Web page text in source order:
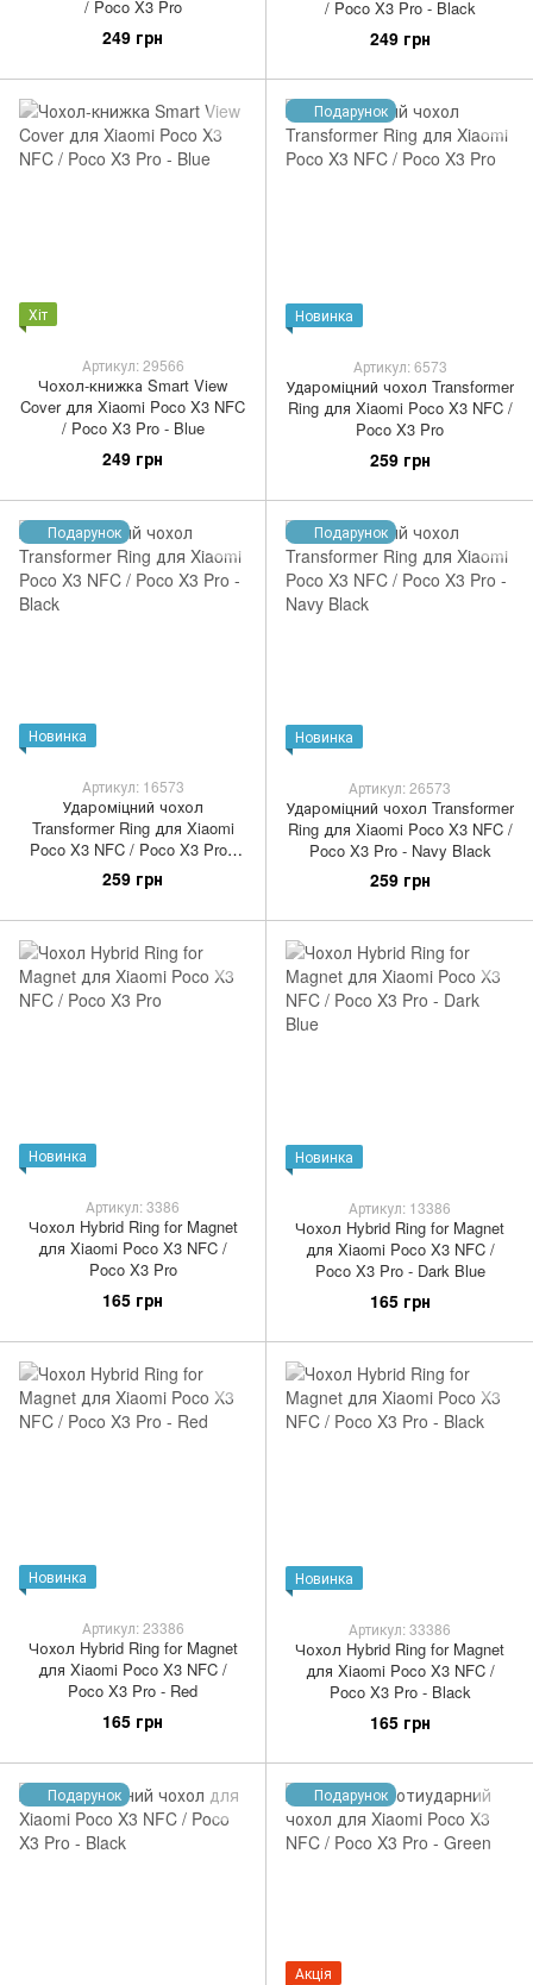
/ Poco X3 Pro
249 грн
/ Poco X3 Pro - Black
249 грн
Хіт
Артикул: 29566
Чохол-книжка Smart View
Cover для Xiaomi Poco X3 NFC
/ Poco X3 Pro - Blue
249 грн
Подарунок
Новинка
Артикул: 6573
Удароміцний чохол Transformer
Ring для Xiaomi Poco X3 NFC /
Poco X3 Pro
259 грн
Подарунок
Новинка
Артикул: 16573
Удароміцний чохол
Transformer Ring для Xiaomi
Poco X3 NFC / Poco X3 Pro -
Black
259 грн
Подарунок
Новинка
Артикул: 26573
Удароміцний чохол Transformer
Ring для Xiaomi Poco X3 NFC /
Poco X3 Pro - Navy Black
259 грн
Новинка
Артикул: 3386
Чохол Hybrid Ring for Magnet
для Xiaomi Poco X3 NFC /
Poco X3 Pro
165 грн
Новинка
Артикул: 13386
Чохол Hybrid Ring for Magnet
для Xiaomi Poco X3 NFC /
Poco X3 Pro - Dark Blue
165 грн
Новинка
Артикул: 23386
Чохол Hybrid Ring for Magnet
для Xiaomi Poco X3 NFC /
Poco X3 Pro - Red
165 грн
Новинка
Артикул: 33386
Чохол Hybrid Ring for Magnet
для Xiaomi Poco X3 NFC /
Poco X3 Pro - Black
165 грн
Подарунок Подарунок
Акція